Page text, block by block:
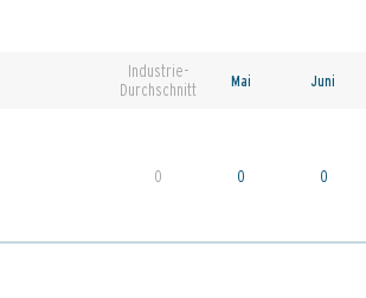
Industrie-
Durchschnitt
Mai Juni
0 0 0